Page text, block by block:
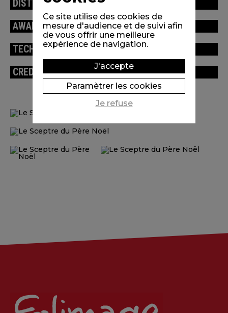
DISTRIBUTION
AWARDS / FESTIVALS
TECHNICAL INFORMATION
CREDITS
Ce site utilise des cookies de
mesure d'audience et de suivi afin
de vous offrir une meilleure
expérience de navigation.
J'accepte
Paramètrer les cookies
Je refuse